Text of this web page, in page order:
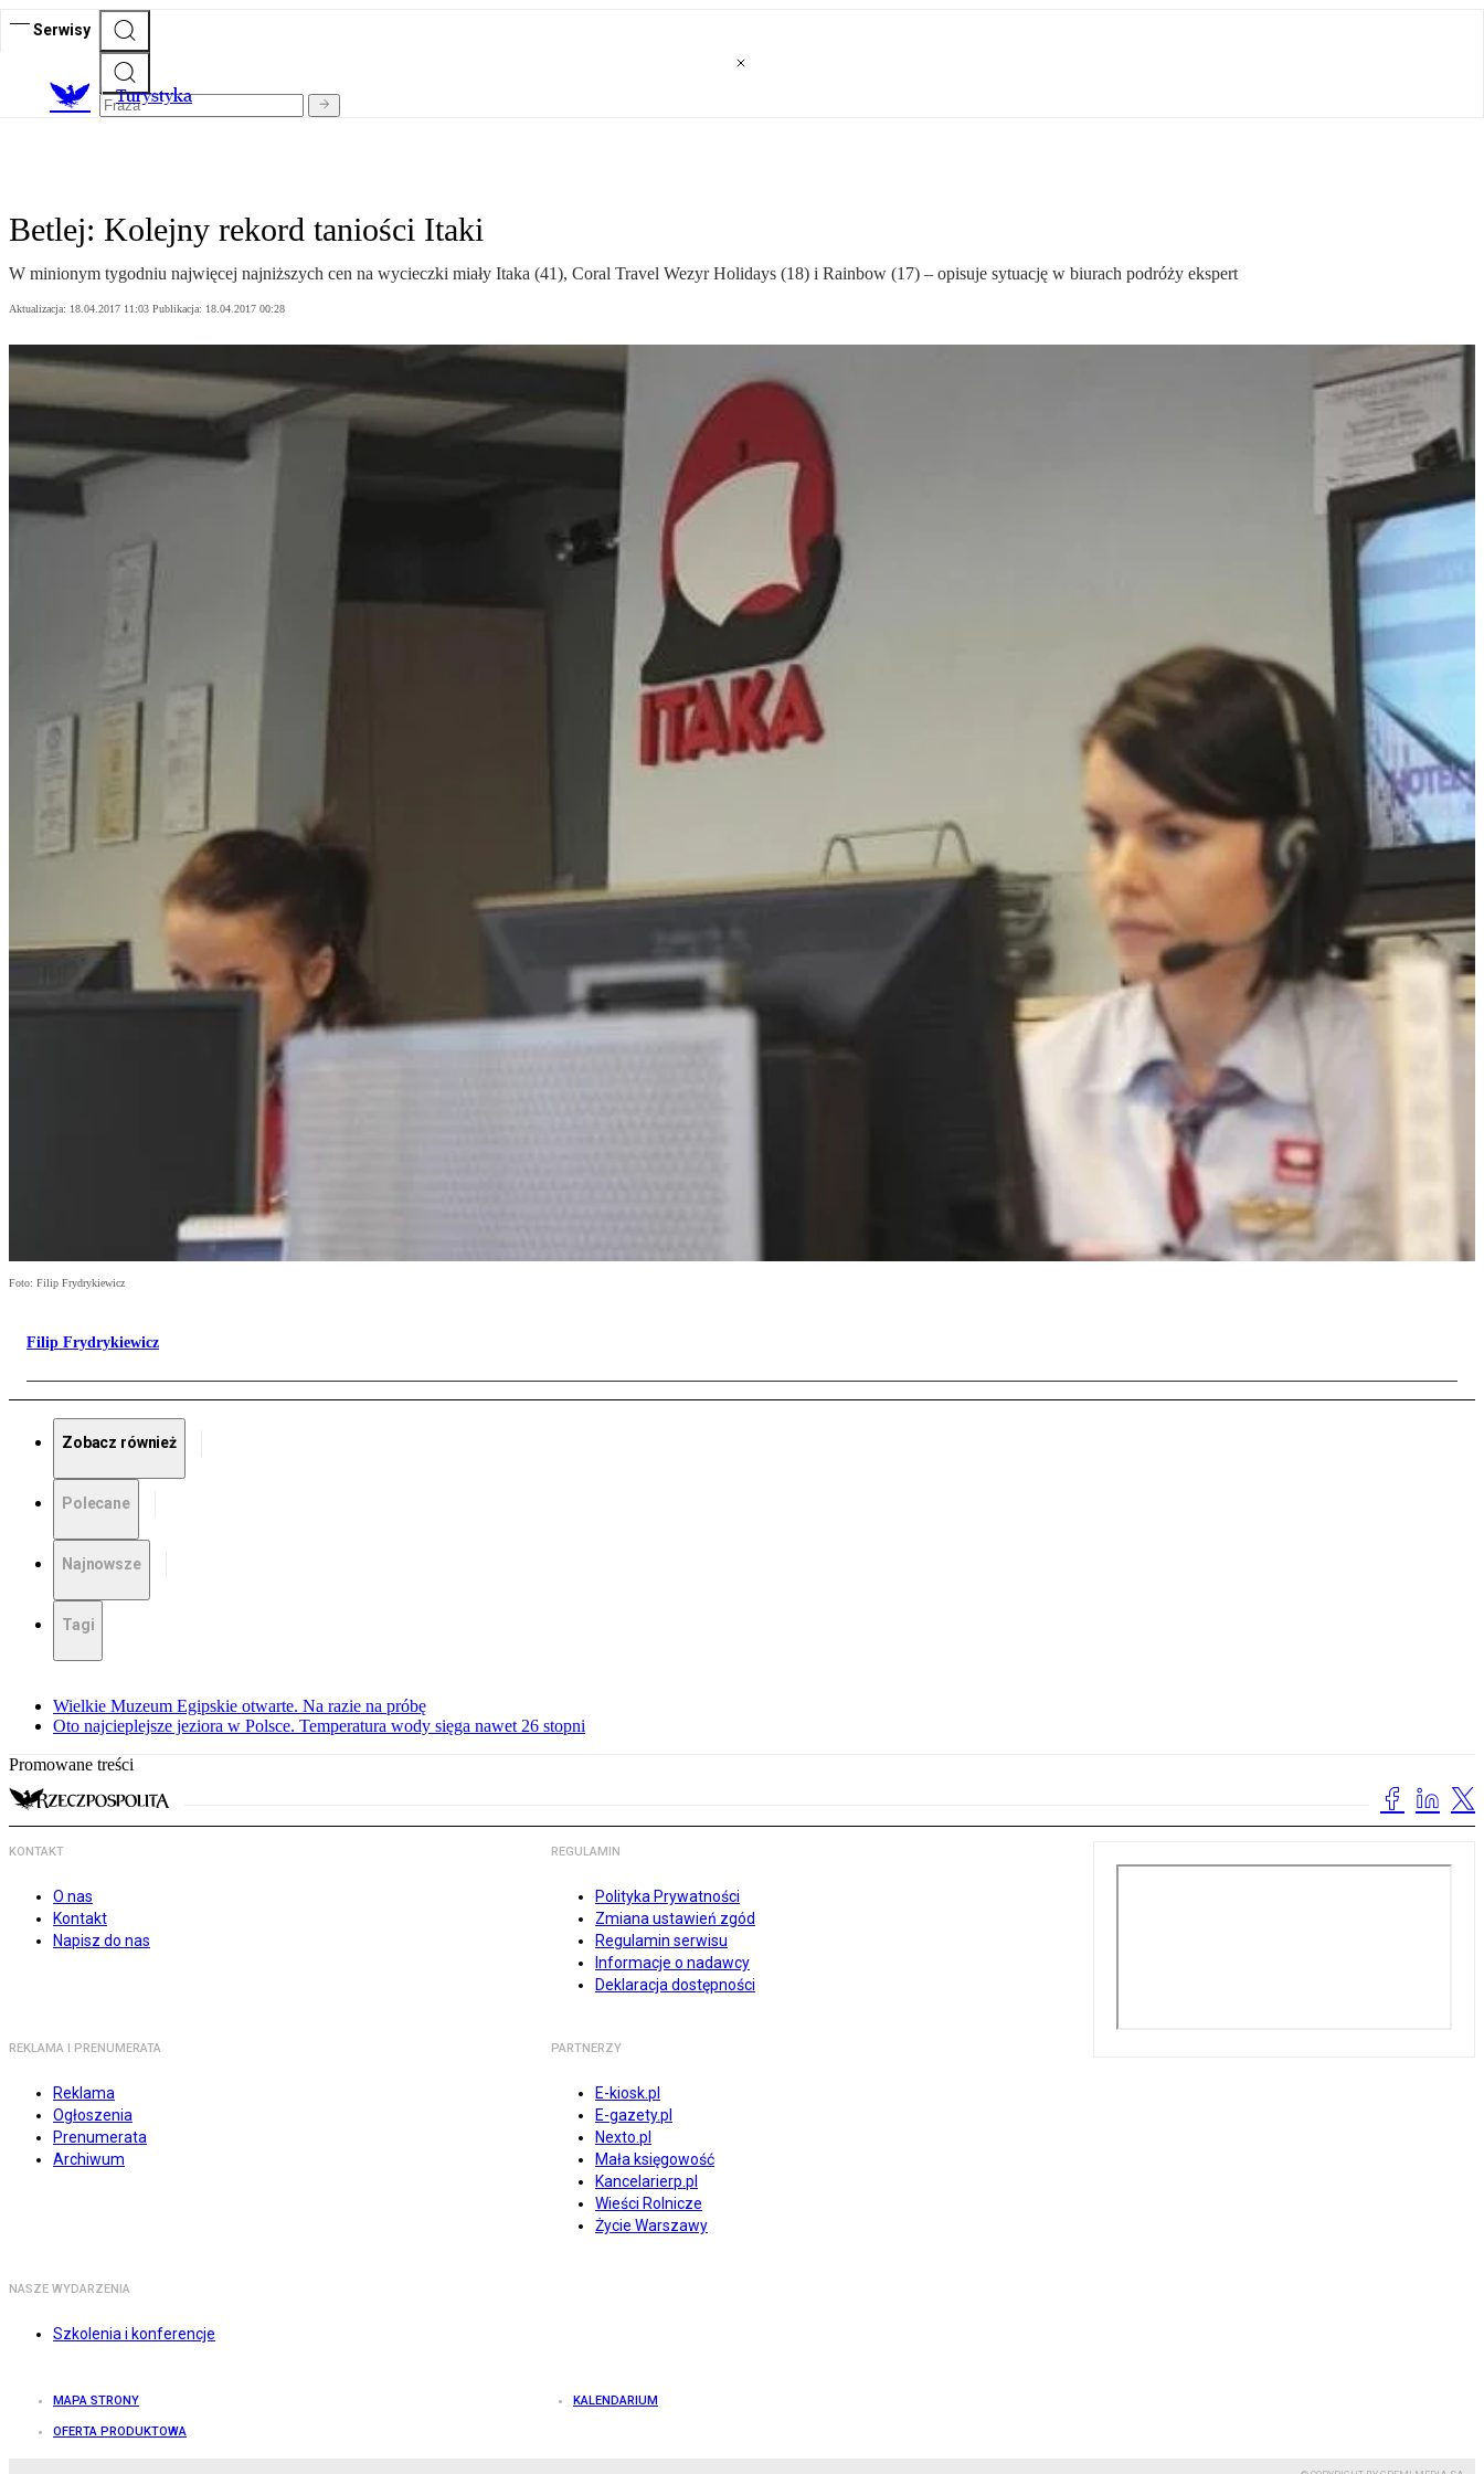
Serwisy
Turystyka
Betlej: Kolejny rekord taniości Itaki
W minionym tygodniu najwięcej najniższych cen na wycieczki miały Itaka (41), Coral Travel Wezyr Holidays (18) i Rainbow (17) – opisuje sytuację w biurach podróży ekspert
Aktualizacja: 18.04.2017 11:03 Publikacja: 18.04.2017 00:28
Foto: Filip Frydrykiewicz
Filip Frydrykiewicz
Zobacz również
Polecane
Najnowsze
Tagi
Wielkie Muzeum Egipskie otwarte. Na razie na próbę
Oto najcieplejsze jeziora w Polsce. Temperatura wody sięga nawet 26 stopni
Promowane treści
KONTAKT
O nas
Kontakt
Napisz do nas
REGULAMIN
Polityka Prywatności
Zmiana ustawień zgód
Regulamin serwisu
Informacje o nadawcy
Deklaracja dostępności
REKLAMA I PRENUMERATA
Reklama
Ogłoszenia
Prenumerata
Archiwum
PARTNERZY
E-kiosk.pl
E-gazety.pl
Nexto.pl
Mała księgowość
Kancelarierp.pl
Wieści Rolnicze
Życie Warszawy
NASZE WYDARZENIA
Szkolenia i konferencje
MAPA STRONY KALENDARIUM
OFERTA PRODUKTOWA